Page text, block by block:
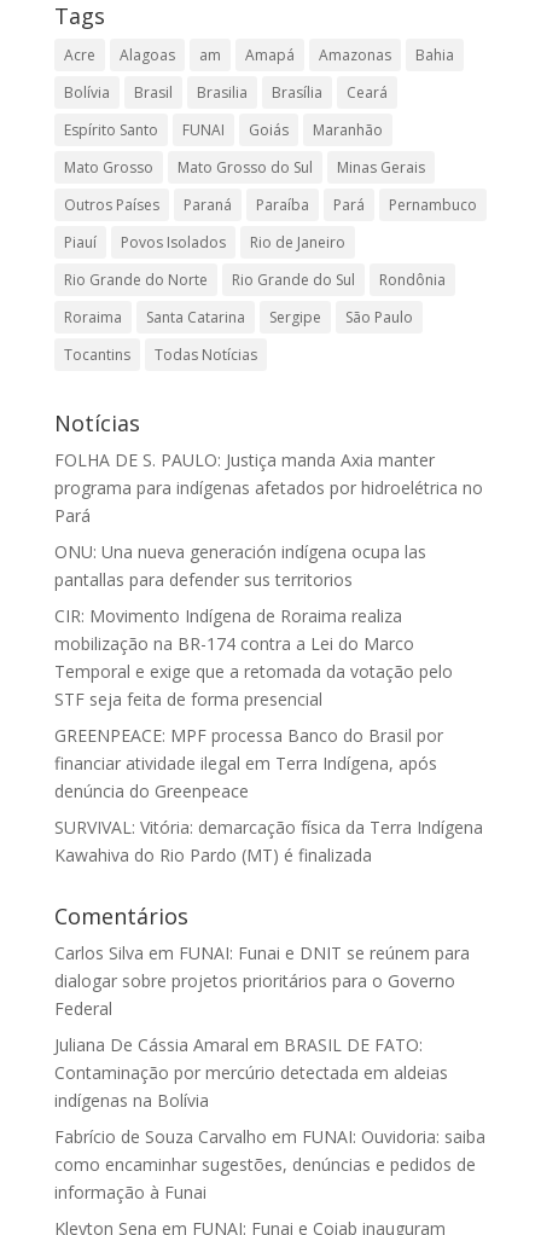
Tags
Acre Alagoas am Amapá Amazonas
Bahia
Bolívia
Brasil Brasilia Brasília
Ceará
Espírito Santo
FUNAI Goiás
Maranhão
Mato Grosso
Mato Grosso do Sul
Minas Gerais
Outros Países
Paraná Paraíba Pará
Pernambuco
Piauí
Povos Isolados
Rio de Janeiro
Rio Grande do Norte
Rio Grande do Sul
Rondônia
Roraima
Santa Catarina Sergipe
São Paulo
Tocantins
Todas Notícias
Notícias
FOLHA DE S. PAULO: Justiça manda Axia manter
programa para indígenas afetados por hidroelétrica no
Pará
ONU: Una nueva generación indígena ocupa las
pantallas para defender sus territorios
CIR: Movimento Indígena de Roraima realiza
mobilização na BR-174 contra a Lei do Marco
Temporal e exige que a retomada da votação pelo
STF seja feita de forma presencial
GREENPEACE: MPF processa Banco do Brasil por
financiar atividade ilegal em Terra Indígena, após
denúncia do Greenpeace
SURVIVAL: Vitória: demarcação física da Terra Indígena
Kawahiva do Rio Pardo (MT) é finalizada
Comentários
Carlos Silva em FUNAI: Funai e DNIT se reúnem para
dialogar sobre projetos prioritários para o Governo
Federal
Juliana De Cássia Amaral em BRASIL DE FATO:
Contaminação por mercúrio detectada em aldeias
indígenas na Bolívia
Fabrício de Souza Carvalho em FUNAI: Ouvidoria: saiba
como encaminhar sugestões, denúncias e pedidos de
informação à Funai
Kleyton Sena em FUNAI: Funai e Coiab inauguram